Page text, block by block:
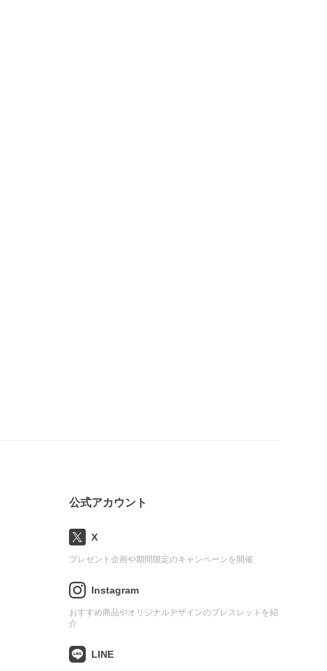
公式アカウント
X
プレゼント企画や期間限定のキャンペーンを開催
Instagram
おすすめ商品やオリジナルデザインのブレスレットを紹
介
LINE